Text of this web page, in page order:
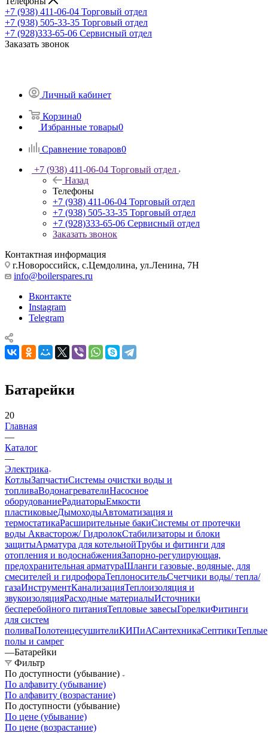
+7 (938) 411-06-04 Торговый отдел
+7 (938) 505-33-35 Торговый отдел
+7 (928)333-65-06 Сервисный отдел
Заказать звонок
Личный кабинет
Корзина0
Избранные товары0
Сравнение товаров0
+7 (938) 411-06-04 Торговый отдел
Назад
Телефоны
+7 (938) 411-06-04 Торговый отдел
+7 (938) 505-33-35 Торговый отдел
+7 (928)333-65-06 Сервисный отдел
Заказать звонок
Контактная информация
г.Новороссийск, с.Цемдолина, ул.Ленина, 7Н
info@boilerspares.ru
Вконтакте
Instagram
Telegram
Батарейки
20
Главная
—
Каталог
—
Электрика
КотлыЗапчастиСистемы очистки воды и
топливаВодонагревателиНасосное
оборудованиеРадиаторыЕмкости
пластиковыеДымоходыАвтоматизация и
термостатикаРасширительные бакиСистемы от протечки
воды Аквасторож/ ГидролокСтабилизаторы и блоки
защитыАрматура для котельнойТрубы и фитинги для
отопления и водоснабженияЗапорно-регулирующая,
предохранительная арматураШланги газовые, водяные, для
смесителей и гидрофораТеплоносительСчетчики воды/ тепла/
газаИнструментКанализацияТеплоизоляция и
звукоизоляцияРасходные материалыИсточники
бесперебойного питанияТепловые завесыГорелкиФитинги
для систем
поливаПолотенцесушителиКИПиАСантехникаСептикиТеплые
полы и самрег
—Батарейки
Фильтр
По доступности (убывание)
По алфавиту (убывание)
По алфавиту (возрастание)
По доступности (убывание)
По цене (убывание)
По цене (возрастание)